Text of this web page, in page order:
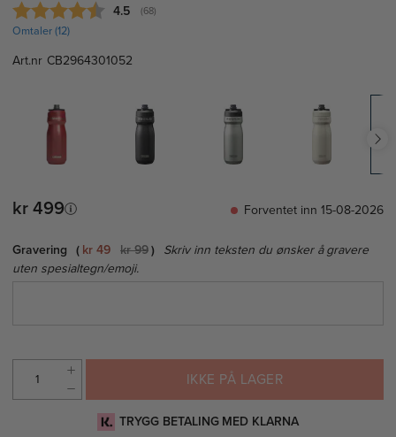
Gjennomsnittskarakter:
4.5 (stemmer:
68)
Omtaler (12)
Art.nr CB2964301052
kr 499 Forventet inn 15-08-2026
Gravering kr 49 kr 99
Skriv inn teksten du ønsker å gravere
uten spesialtegn/emoji.
IKKE PÅ LAGER
TRYGG BETALING MED KLARNA